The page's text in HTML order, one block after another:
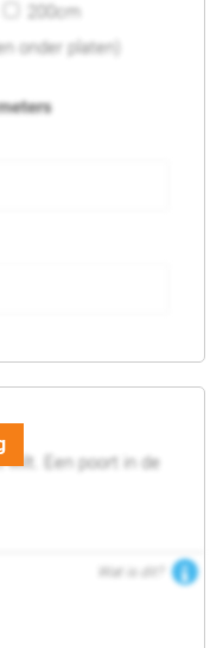
200cm
onder platen)
wilt. Een poort in de
Wat is dit?